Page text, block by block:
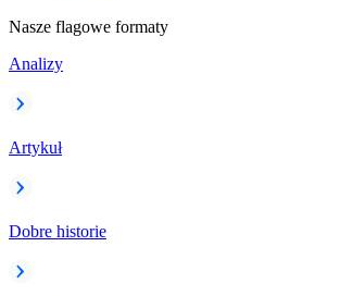
Nasze flagowe formaty
Analizy
Artykuł
Dobre historie